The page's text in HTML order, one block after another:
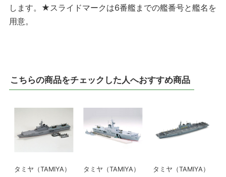
します。★スライドマークは6番艦までの艦番号と艦名を
用意。
こちらの商品をチェックした人へおすすめ商品
タミヤ（TAMIYA） タミヤ（TAMIYA） タミヤ（TAMIYA）